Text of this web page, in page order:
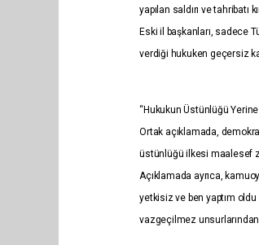
yapılan saldırı ve tahribatı
Eski il başkanları, sadece
verdiği hukuken geçersiz
“Hukukun Üstünlüğü
Ortak açıklamada,
üstünlüğü ilkesi maalesef
Açıklamada ayrıca,
yetkisiz ve ben yaptım
vazgeçilmez